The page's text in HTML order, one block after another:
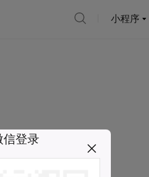
小程序
信登录